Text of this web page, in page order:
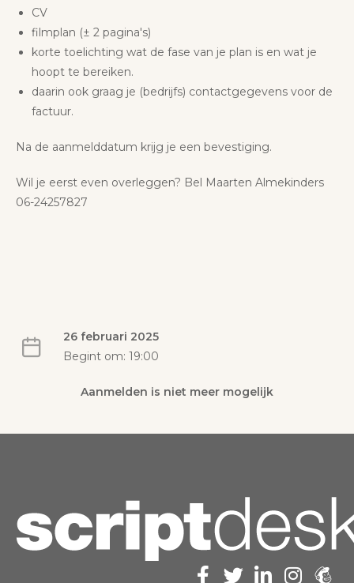
CV
filmplan (± 2 pagina's)
korte toelichting wat de fase van je plan is en wat je
hoopt te bereiken.
daarin ook graag je (bedrijfs) contactgegevens voor de
factuur.
Na de aanmelddatum krijg je een bevestiging.
Wil je eerst even overleggen? Bel Maarten Almekinders
06-24257827
26 februari 2025
Begint om: 19:00
Aanmelden is niet meer mogelijk